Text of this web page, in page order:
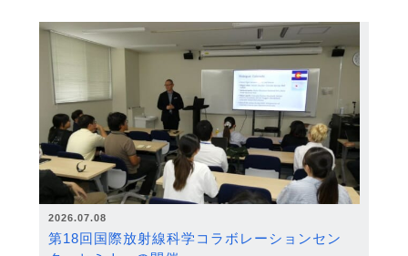
2026.07.08
第18回国際放射線科学コラボレーションセン